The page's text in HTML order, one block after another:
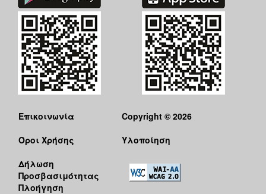
Επικοινωνία
Όροι Χρήσης
Δήλωση
Προσβασιμότητας
Πλοήγηση
Copyright © 2026
Υλοποίηση